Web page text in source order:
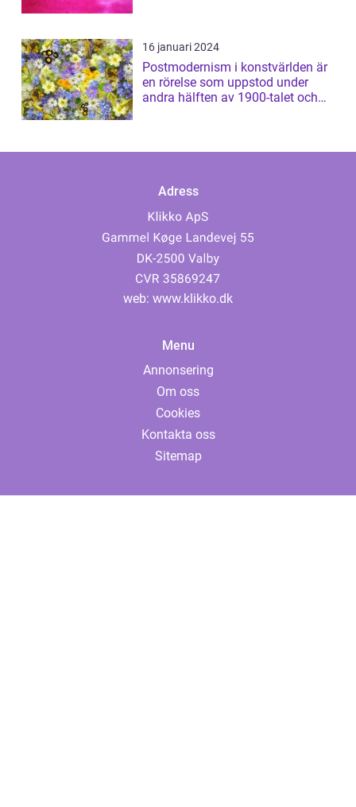
16 januari 2024
Postmodernism i konstvärlden är
en rörelse som uppstod under
andra hälften av 1900-talet och
Adress
web: www.klikko.dk
Menu
Annonsering
Om oss
Cookies
Kontakta oss
Sitemap